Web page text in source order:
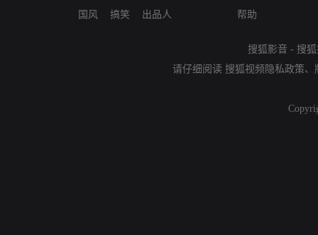
国风
搞笑
出品人
帮助
搜狐影音 - 搜
请仔细阅读 搜狐视频隐私政策、